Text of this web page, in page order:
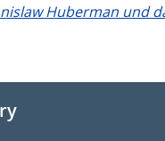
Huberman und